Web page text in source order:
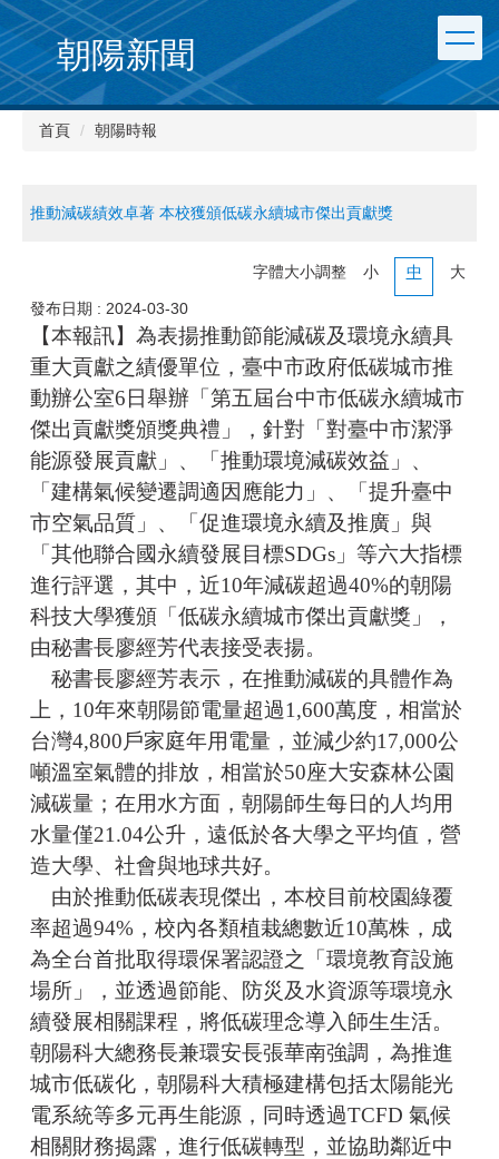
朝陽新聞
首頁 朝陽時報
推動減碳績效卓著 本校獲頒低碳永續城市傑出貢獻獎
字體大小調整 小 中 大
發布日期 : 2024-03-30
【本報訊】為表揚推動節能減碳及環境永續具
重大貢獻之績優單位，臺中市政府低碳城市推
動辦公室6日舉辦「第五屆台中市低碳永續城市
傑出貢獻獎頒獎典禮」，針對「對臺中市潔淨
能源發展貢獻」、「推動環境減碳效益」、
「建構氣候變遷調適因應能力」、「提升臺中
市空氣品質」、「促進環境永續及推廣」與
「其他聯合國永續發展目標SDGs」等六大指標
進行評選，其中，近10年減碳超過40%的朝陽
科技大學獲頒「低碳永續城市傑出貢獻獎」，
由秘書長廖經芳代表接受表揚。
秘書長廖經芳表示，在推動減碳的具體作為
上，10年來朝陽節電量超過1,600萬度，相當於
台灣4,800戶家庭年用電量，並減少約17,000公
噸溫室氣體的排放，相當於50座大安森林公園
減碳量；在用水方面，朝陽師生每日的人均用
水量僅21.04公升，遠低於各大學之平均值，營
造大學、社會與地球共好。
由於推動低碳表現傑出，本校目前校園綠覆
率超過94%，校內各類植栽總數近10萬株，成
為全台首批取得環保署認證之「環境教育設施
場所」，並透過節能、防災及水資源等環境永
續發展相關課程，將低碳理念導入師生生活。
朝陽科大總務長兼環安長張華南強調，為推進
城市低碳化，朝陽科大積極建構包括太陽能光
電系統等多元再生能源，同時透過TCFD 氣候
相關財務揭露，進行低碳轉型，並協助鄰近中